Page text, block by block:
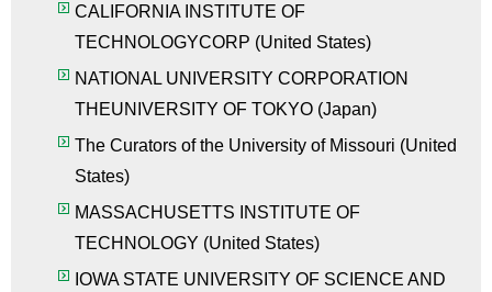
CALIFORNIA INSTITUTE OF
TECHNOLOGYCORP (United States)
NATIONAL UNIVERSITY CORPORATION
THEUNIVERSITY OF TOKYO (Japan)
The Curators of the University of Missouri (United
States)
MASSACHUSETTS INSTITUTE OF
TECHNOLOGY (United States)
IOWA STATE UNIVERSITY OF SCIENCE AND